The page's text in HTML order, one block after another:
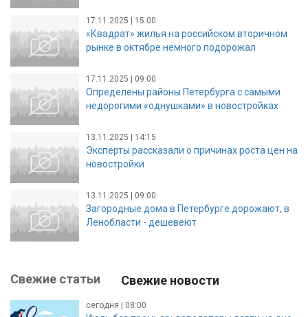
17.11.2025 | 15:00
«Квадрат» жилья на российском вторичном
рынке в октябре немного подорожал
17.11.2025 | 09:00
Определены районы Петербурга с самыми
недорогими «однушками» в новостройках
13.11.2025 | 14:15
Эксперты рассказали о причинах роста цен на
новостройки
13.11.2025 | 09:00
Загородные дома в Петербурге дорожают, в
Ленобласти - дешевеют
Свежие статьи Свежие новости
сегодня | 08:00